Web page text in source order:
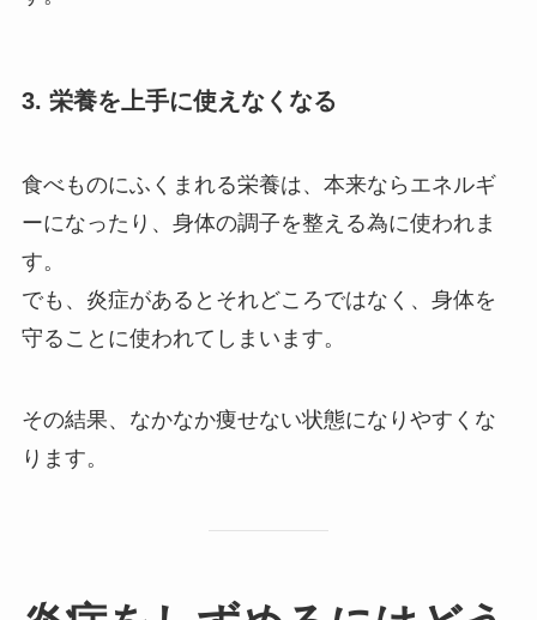
3. 栄養を上手に使えなくなる
食べものにふくまれる栄養は、本来ならエネルギ
ーになったり、身体の調子を整える為に使われま
す。
でも、炎症があるとそれどころではなく、身体を
守ることに使われてしまいます。
その結果、なかなか痩せない状態になりやすくな
ります。